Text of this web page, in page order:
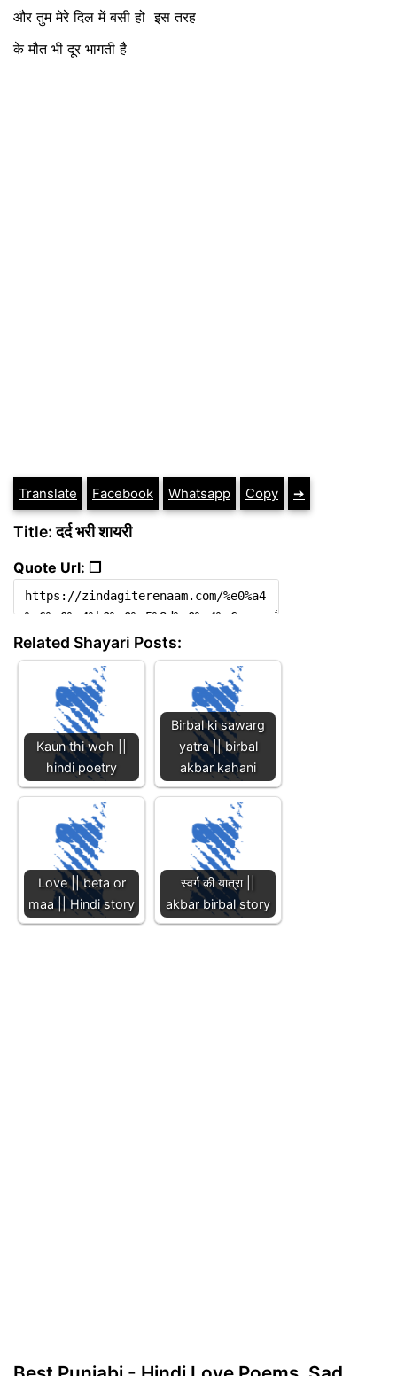
और तुम मेरे दिल में बसी हो इस तरह
के मौत भी दूर भागती है
Translate Facebook Whatsapp Copy ➔
Title: दर्द भरी शायरी
Quote Url: ❐
Related Shayari Posts:
Kaun thi woh ||
hindi poetry
Birbal ki sawarg
yatra || birbal
akbar kahani
Love || beta or
maa || Hindi story
स्वर्ग की यात्रा ||
akbar birbal story